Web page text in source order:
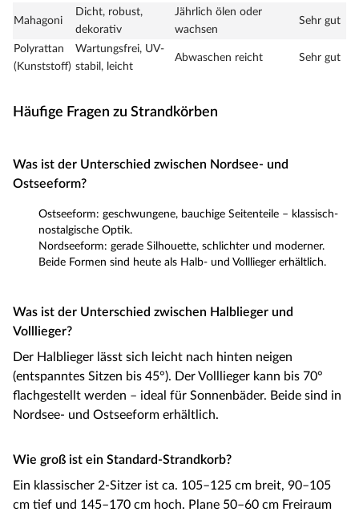
Mahagoni
Dicht, robust,
dekorativ
Jährlich ölen oder
wachsen
Sehr gut
Polyrattan
(Kunststoff)
Wartungsfrei, UV-
stabil, leicht
Abwaschen reicht Sehr gut
Häufige Fragen zu Strandkörben
Was ist der Unterschied zwischen Nordsee- und
Ostseeform?
Ostseeform: geschwungene, bauchige Seitenteile – klassisch-
nostalgische Optik.
Nordseeform: gerade Silhouette, schlichter und moderner.
Beide Formen sind heute als Halb- und Volllieger erhältlich.
Was ist der Unterschied zwischen Halblieger und
Volllieger?
Der Halblieger lässt sich leicht nach hinten neigen
(entspanntes Sitzen bis 45°). Der Volllieger kann bis 70°
flachgestellt werden – ideal für Sonnenbäder. Beide sind in
Nordsee- und Ostseeform erhältlich.
Wie groß ist ein Standard-Strandkorb?
Ein klassischer 2-Sitzer ist ca. 105–125 cm breit, 90–105
cm tief und 145–170 cm hoch. Plane 50–60 cm Freiraum